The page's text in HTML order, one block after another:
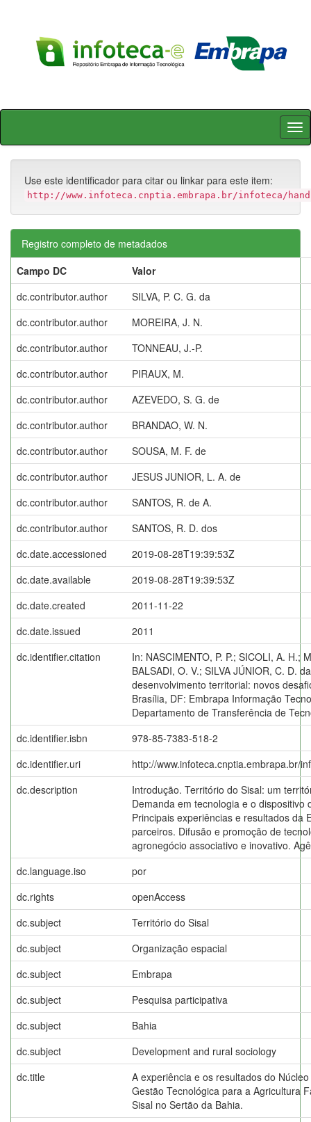
Skip
Use este identificador para citar ou linkar para este item:
http://www.infoteca.cnptia.embrapa.br/infoteca/
Registro completo de metadados
Campo DC
Valor
dc.contributor.author
SILVA, P. C. G. da
dc.contributor.author
MOREIRA, J. N.
dc.contributor.author
TONNEAU, J.-P.
dc.contributor.author
PIRAUX, M.
dc.contributor.author
AZEVEDO, S. G. de
dc.contributor.author
BRANDAO, W. N.
dc.contributor.author
SOUSA, M. F. de
dc.contributor.author
JESUS JUNIOR, L. A. de
dc.contributor.author
SANTOS, R. de A.
dc.contributor.author
SANTOS, R. D. dos
dc.date.accessioned
2019-08-28T19:39:53Z
dc.date.available
2019-08-28T19:39:53Z
dc.date.created
2011-11-22
dc.date.issued
2011
dc.identifier.citation
In: NASCIMENTO, P. P.; SICOLI, A. H.;
BALSADI, O. V.; SILVA JÚNIOR, C. D.
desenvolvimento territorial: novos
Brasília, DF: Embrapa Informação
Departamento de Transferência de
dc.identifier.isbn
978-85-7383-518-2
dc.identifier.uri
http://www.infoteca.cnptia.embrapa.br/
dc.description
Introdução. Território do Sisal: um
Demanda em tecnologia e o dispositivo
Principais experiências e resultados da
parceiros. Difusão e promoção de
agronegócio associativo e inovativo.
dc.language.iso
por
dc.rights
openAccess
dc.subject
Território do Sisal
dc.subject
Organização espacial
dc.subject
Embrapa
dc.subject
Pesquisa participativa
dc.subject
Bahia
dc.subject
Development and rural sociology
dc.title
A experiência e os resultados do
Gestão Tecnológica para a Agricultura
Sisal no Sertão da Bahia.